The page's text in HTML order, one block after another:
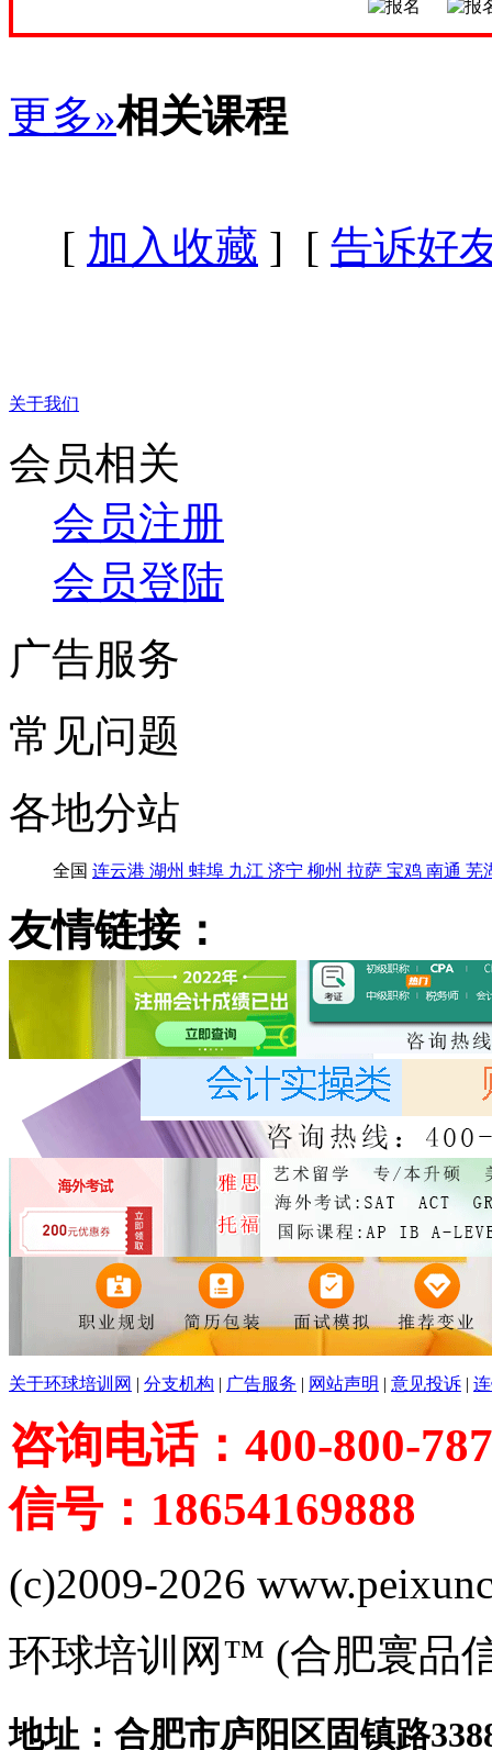
更多»相关课程
[ 加入收藏 ] [ 告诉好
关于我们
会员相关
会员注册
会员登陆
广告服务
常见问题
各地分站
全国 连云港 湖州 蚌埠 九江 济宁 柳州 拉萨 宝鸡 南通 芜
友情链接：
关于环球培训网 | 分支机构 | 广告服务 | 网站声明 | 意见投诉 |
咨询电话：400-800-
信号：18654169888
(c)2009-2026
环球培训网™ (合肥寰品
地址：合肥市庐阳区固镇路